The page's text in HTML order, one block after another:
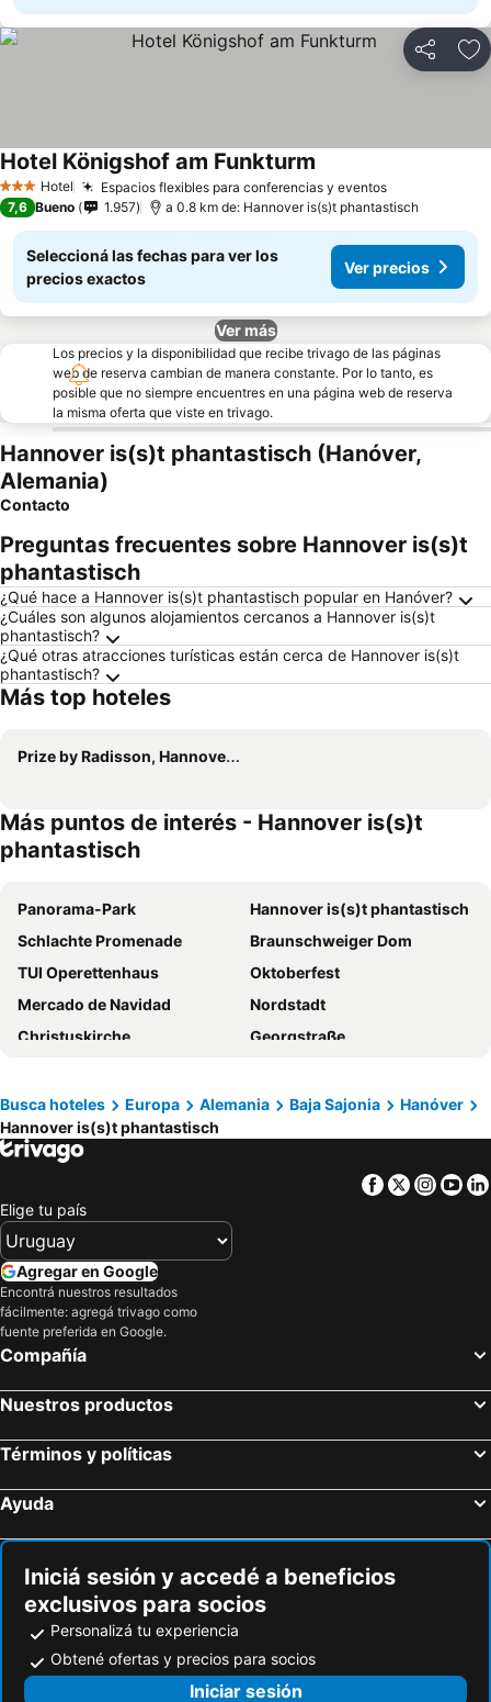
Compartir
3 Estrellas
Hotel Espacios flexibles para conferencias y eventosVer precios
Hotel Königshof am Funkturm
7,6 Bueno 1.957 a 0.8 km de: Hannover is(s)t phantastisch
Seleccioná las fechas para ver los
precios exactos
Ver precios
Ver más
Los precios y la disponibilidad que recibe trivago de las páginas
web de reserva cambian de manera constante. Por lo tanto, es
posible que no siempre encuentres en una página web de reserva
la misma oferta que viste en trivago.
Hannover is(s)t phantastisch (Hanóver,
Alemania)
Contacto
Preguntas frecuentes sobre Hannover is(s)t
phantastisch
¿Qué hace a Hannover is(s)t phantastisch popular en Hanóver?
¿Cuáles son algunos alojamientos cercanos a Hannover is(s)t
phantastisch?
¿Qué otras atracciones turísticas están cerca de Hannover is(s)t
phantastisch?
Más top hoteles
Prize by Radisson, Hannover-City
Más puntos de interés - Hannover is(s)t
phantastisch
Panorama-Park
Hannover is(s)t phantastisch
Schlachte Promenade
Braunschweiger Dom
TUI Operettenhaus
Oktoberfest
Mercado de Navidad
Nordstadt
Christuskirche
Georgstraße
Propsteikirche Basilika Sankt Clemens
Marstalltor
Promenade im Hbf Hannover
Mitte
Der Rote Faden
Sol y Mar
Leibniz-Haus
Aquarius
Freizeitpark Netphen
Mercado de Navidad
Ritterstraße Metro Station
Festival BO Total
Fleetinsel
Shopping Schanzenviertel
Soester Weihnachtsmarkt
Busca hoteles Europa Alemania Baja Sajonia
Hanóver
Hannover is(s)t phantastisch
Facebook
Twitter
Elige tu país
Agregar en Google
Encontrá nuestros resultados
fácilmente: agregá trivago como
fuente preferida en Google.
Compañía
Nuestros productos
Términos y políticas
Ayuda
Iniciá sesión y accedé a beneficios
exclusivos para socios
Personalizá tu experiencia
Obtené ofertas y precios para socios
Iniciar sesión